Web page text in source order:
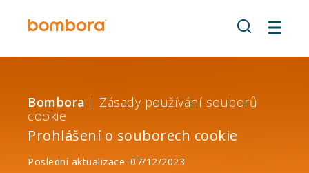
Bombora | Zásady používání souborů
cookie
Prohlášení o souborech cookie
Poslední aktualizace: 07/12/2023